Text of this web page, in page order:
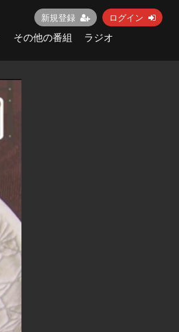
新規登録 ログイン
その他の番組
ラジオ